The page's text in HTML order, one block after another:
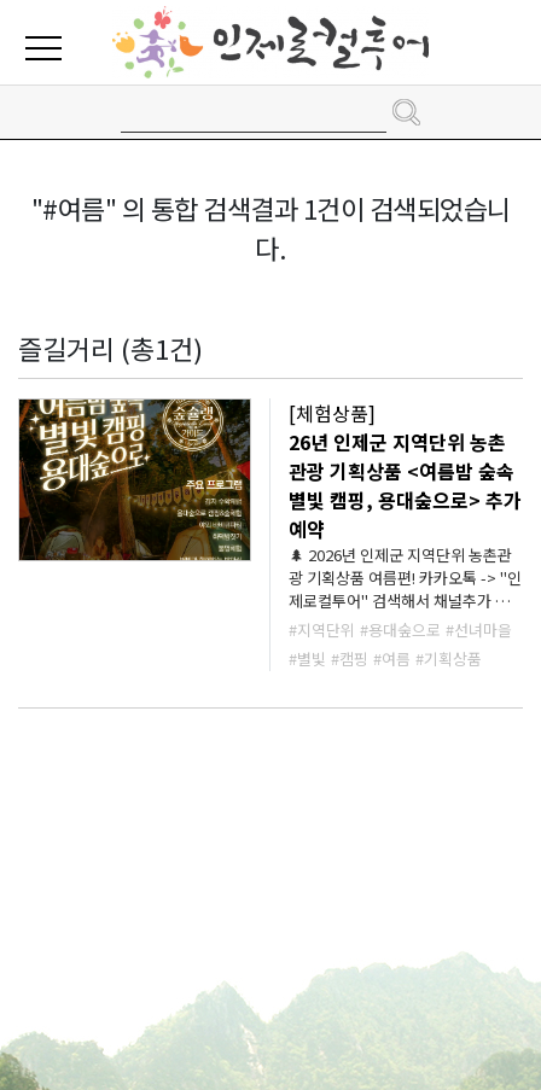
"#여름" 의 통합 검색결과 1건이 검색되었습니
다.
즐길거리 (총1건)
[체험상품]
26년 인제군 지역단위 농촌
관광 기획상품 <여름밤 숲속
별빛 캠핑, 용대숲으로> 추가
예약
🌲 2026년 인제군 지역단위 농촌관
광 기획상품 여름편! 카카오톡 -> "인
제로컬투어" 검색해서 채널추가 해
주세요!! 추후 카카오채널 홍보메세
지로 오픈안내메세지보내드립니다.
숲슐랭가이드 여름상품 🌌 여름밤 숲
어나 별빛 아래에서 즐기는 진짜 숲
감성 가득 밤마실 🌲 숲과 동화되어
보내는 특별한 하룻밤 🍞 다음날 아
침은 토스트와 색다른 캠핑식량으로
즐기는 캠핑 감성 한 스푼! ☕ 숲속 한
가운데서 드립커피와 달콤한 디저트
로 정신 똑띠 차리고 😆 🎣 마지막은
#지역단위 #용대숲으로 #선녀마을
#별빛 #캠핑 #여름 #기획상품